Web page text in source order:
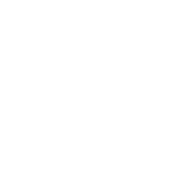
す。
コメくらいです。